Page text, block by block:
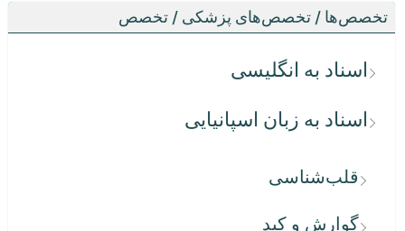
تخصص‌ها / تخصص‌های پزشکی / تخصص
اسناد به انگلیسی
اسناد به زبان اسپانیایی
قلب‌شناسی
گوارش و کبد